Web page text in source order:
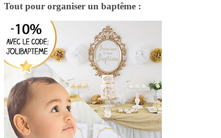
Tout pour organiser un baptême :